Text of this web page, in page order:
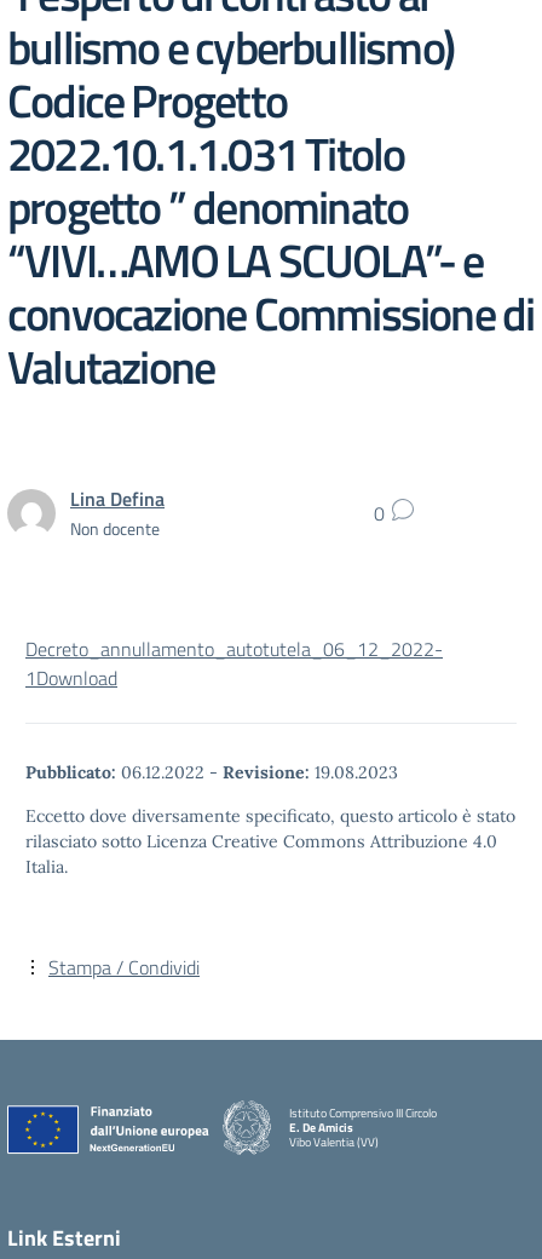
bullismo e cyberbullismo)
Codice Progetto
2022.10.1.1.031 Titolo
progetto ” denominato
“VIVI…AMO LA SCUOLA”- e
convocazione Commissione di
Valutazione
Lina Defina
Non docente 0
Decreto_annullamento_autotutela_06_12_2022-
1Download
Pubblicato: 06.12.2022 - Revisione: 19.08.2023
Eccetto dove diversamente specificato, questo articolo è stato
rilasciato sotto Licenza Creative Commons Attribuzione 4.0
Italia.
Stampa / Condividi
Istituto Comprensivo III Circolo
E. De Amicis
Vibo Valentia (VV)
Link Esterni